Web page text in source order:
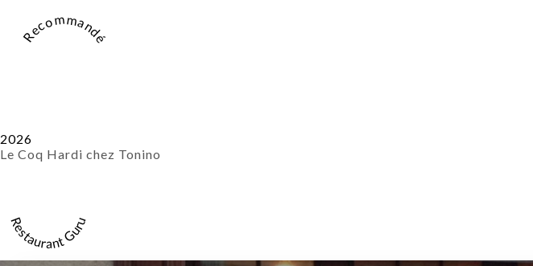
Recommandé
2026
Le Coq Hardi chez Tonino
Restaurant Guru